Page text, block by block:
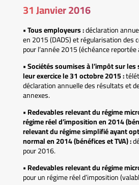
31 Janvier 2016
• Tous employeurs :déclaration
en 2015 (DADS) et régularisation des
pour l’année 2015 (échéance
• Sociétés soumises à l’impôt sur
leur exercice le 31 octobre 2015 :
déclaration annuelle des résultats et
annexes.
• Redevables relevant du régime
régime réel d’imposition en 2014
relevant du régime simplifié ayant
normal en 2014 (bénéfices et TVA) :
pour 2016.
• Redevables relevant du régime
pour un régime réel d’imposition